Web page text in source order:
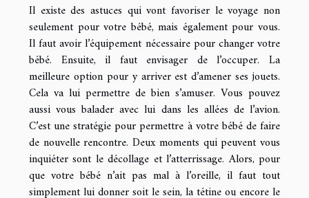
Il existe des astuces qui vont favoriser le voyage non
seulement pour votre bébé, mais également pour vous.
Il faut avoir l’équipement nécessaire pour changer votre
bébé. Ensuite, il faut envisager de l’occuper. La
meilleure option pour y arriver est d’amener ses jouets.
Cela va lui permettre de bien s’amuser. Vous pouvez
aussi vous balader avec lui dans les allées de l’avion.
C’est une stratégie pour permettre à votre bébé de faire
de nouvelle rencontre. Deux moments qui peuvent vous
inquiéter sont le décollage et l’atterrissage. Alors, pour
que votre bébé n’ait pas mal à l’oreille, il faut tout
simplement lui donner soit le sein, la tétine ou encore le